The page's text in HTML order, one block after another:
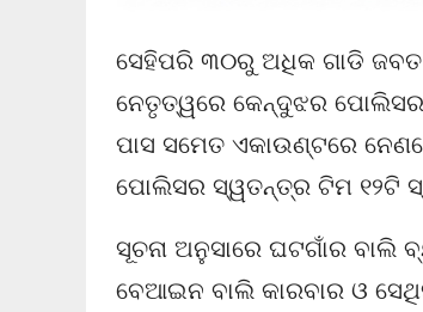
ସେହିପରି ୩୦ରୁ ଅଧିକ ଗାଡି
ନେତୃତ୍ୱରେ କେନ୍ଦୁଝର ପୋଲିସର
ପାସ ସମେତ ଏକାଉଣ୍ଟରେ
ପୋଲିସର ସ୍ୱତନ୍ତ୍ର ଟିମ ୧୨ଟି
ସୂଚନା ଅନୁସାରେ ଘଟଗାଁର ବାଲି
ବେଆଇନ ବାଲି କାରବାର ଓ